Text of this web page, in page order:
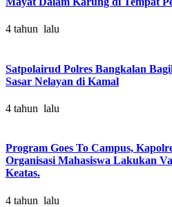
4 tahun lalu
Satpolairud Polres Bangkalan
Sasar Nelayan di Kamal
4 tahun lalu
Program Goes To Campus,
Organisasi Mahasiswa Lakukan
Keatas.
4 tahun lalu